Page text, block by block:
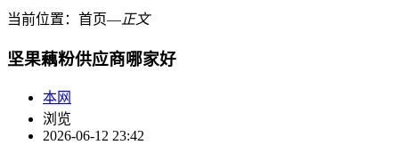
当前位置： 首页―正文
坚果藕粉供应商哪家好
本网
浏览
2026-06-12 23:42